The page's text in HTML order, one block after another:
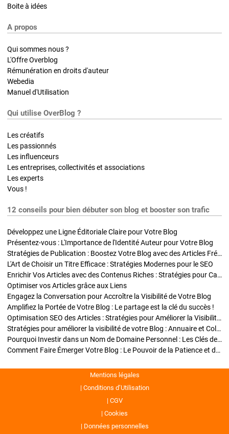
Boite à idées
A propos
Qui sommes nous ?
L'Offre Overblog
Rémunération en droits d'auteur
Webedia
Manuel d'Utilisation
Qui utilise OverBlog ?
Les créatifs
Les passionnés
Les influenceurs
Les entreprises, collectivités et associations
Les experts
Vous !
12 conseils pour bien débuter son blog et booster son trafic
Développez une Ligne Éditoriale Claire pour Votre Blog
Présentez-vous : L'Importance de l'Identité Auteur pour Votre Blog
Stratégies de Publication : Boostez Votre Blog avec des Articles Fréquents et Exclusifs
L'Art de Choisir un Titre Efficace : Stratégies Modernes pour le SEO
Enrichir Vos Articles avec des Contenus Riches : Stratégies pour Captiver et Optimiser
Optimiser vos Articles grâce aux Liens
Engagez la Conversation pour Accroître la Visibilité de Votre Blog
Amplifiez la Portée de Votre Blog : Le partage est la clé du succès !
Optimisation SEO des Articles : Stratégies pour Améliorer la Visibilité de Votre Blog
Stratégies pour améliorer la visibilité de votre Blog : Annuaire et Collaborations
Pourquoi Investir dans un Nom de Domaine Personnel : Les Clés de la Réussite de Votre Blog
Comment Faire Émerger Votre Blog : Le Pouvoir de la Patience et de la Persévérance
Mentions légales
Conditions d’Utilisation
CGV
Cookies
Données personnelles